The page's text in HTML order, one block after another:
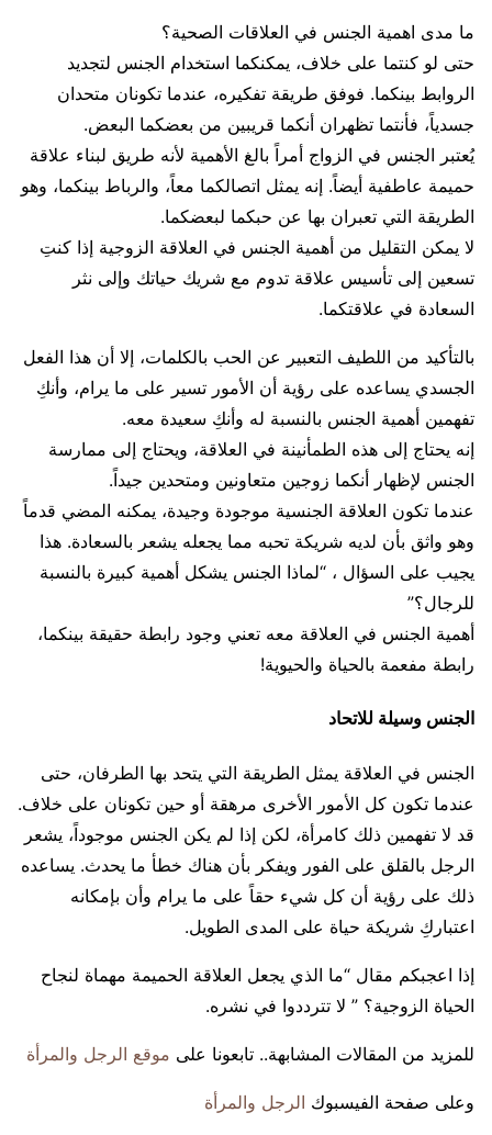
ما مدى اهمية الجنس في العلاقات الصحية؟
حتى لو كنتما على خلاف، يمكنكما استخدام الجنس لتجديد
الروابط بينكما. فوفق طريقة تفكيره، عندما تكونان متحدان
جسدياً، فأنتما تظهران أنكما قريبين من بعضكما البعض.
يُعتبر الجنس في الزواج أمراً بالغ الأهمية لأنه طريق لبناء علاقة
حميمة عاطفية أيضاً. إنه يمثل اتصالكما معاً، والرباط بينكما، وهو
الطريقة التي تعبران بها عن حبكما لبعضكما.
لا يمكن التقليل من أهمية الجنس في العلاقة الزوجية إذا كنتِ
تسعين إلى تأسيس علاقة تدوم مع شريك حياتك وإلى نثر
السعادة في علاقتكما.
بالتأكيد من اللطيف التعبير عن الحب بالكلمات، إلا أن هذا الفعل
الجسدي يساعده على رؤية أن الأمور تسير على ما يرام، وأنكِ
تفهمين أهمية الجنس بالنسبة له وأنكِ سعيدة معه.
إنه يحتاج إلى هذه الطمأنينة في العلاقة، ويحتاج إلى ممارسة
الجنس لإظهار أنكما زوجين متعاونين ومتحدين جيداً.
عندما تكون العلاقة الجنسية موجودة وجيدة، يمكنه المضي قدماً
وهو واثق بأن لديه شريكة تحبه مما يجعله يشعر بالسعادة. هذا
يجيب على السؤال ، “لماذا الجنس يشكل أهمية كبيرة بالنسبة
للرجال؟”
أهمية الجنس في العلاقة معه تعني وجود رابطة حقيقة بينكما،
رابطة مفعمة بالحياة والحيوية!
الجنس وسيلة للاتحاد
الجنس في العلاقة يمثل الطريقة التي يتحد بها الطرفان، حتى
عندما تكون كل الأمور الأخرى مرهقة أو حين تكونان على خلاف.
قد لا تفهمين ذلك كامرأة، لكن إذا لم يكن الجنس موجوداً، يشعر
الرجل بالقلق على الفور ويفكر بأن هناك خطأ ما يحدث. يساعده
ذلك على رؤية أن كل شيء حقاً على ما يرام وأن بإمكانه
اعتباركِ شريكة حياة على المدى الطويل.
إذا اعجبكم مقال “ما الذي يجعل العلاقة الحميمة مهماة لنجاح
الحياة الزوجية؟ ” لا تترددوا في نشره.
للمزيد من المقالات المشابهة.. تابعونا على موقع الرجل والمرأة
وعلى صفحة الفيسبوك الرجل والمرأة